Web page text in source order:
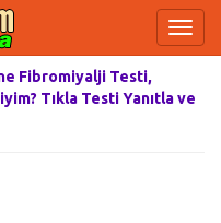
Fibromiyalji Testi,
Tıkla Testi Yanıtla ve